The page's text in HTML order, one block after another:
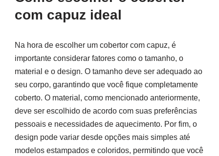
com capuz ideal
Na hora de escolher um cobertor com capuz, é
importante considerar fatores como o tamanho, o
material e o design. O tamanho deve ser adequado ao
seu corpo, garantindo que você fique completamente
coberto. O material, como mencionado anteriormente,
deve ser escolhido de acordo com suas preferências
pessoais e necessidades de aquecimento. Por fim, o
design pode variar desde opções mais simples até
modelos estampados e coloridos, permitindo que você